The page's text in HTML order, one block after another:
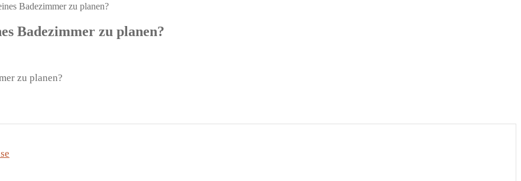
Badezimmer zu planen?
Badezimmer zu planen?